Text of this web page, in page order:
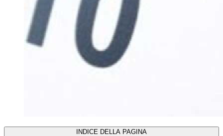
INDICE DELLA PAGINA